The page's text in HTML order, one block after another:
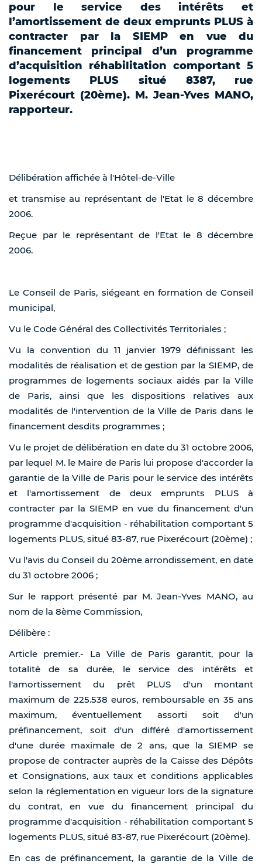
pour le service des intérêts et
l’amortissement de deux emprunts PLUS à
contracter par la SIEMP en vue du
financement principal d’un programme
d’acquisition réhabilitation comportant 5
logements PLUS situé 8387, rue
Pixerécourt (20ème). M. Jean-Yves MANO,
rapporteur.
Délibération affichée à l'Hôtel-de-Ville
et transmise au représentant de l'Etat le 8 décembre
2006.
Reçue par le représentant de l'Etat le 8 décembre
2006.
Le Conseil de Paris, siégeant en formation de Conseil
municipal,
Vu le Code Général des Collectivités Territoriales ;
Vu la convention du 11 janvier 1979 définissant les
modalités de réalisation et de gestion par la SIEMP, de
programmes de logements sociaux aidés par la Ville
de Paris, ainsi que les dispositions relatives aux
modalités de l'intervention de la Ville de Paris dans le
financement desdits programmes ;
Vu le projet de délibération en date du 31 octobre 2006,
par lequel M. le Maire de Paris lui propose d'accorder la
garantie de la Ville de Paris pour le service des intérêts
et l'amortissement de deux emprunts PLUS à
contracter par la SIEMP en vue du financement d'un
programme d'acquisition - réhabilitation comportant 5
logements PLUS, situé 83-87, rue Pixerécourt (20ème) ;
Vu l'avis du Conseil du 20ème arrondissement, en date
du 31 octobre 2006 ;
Sur le rapport présenté par M. Jean-Yves MANO, au
nom de la 8ème Commission,
Délibère :
Article premier.- La Ville de Paris garantit, pour la
totalité de sa durée, le service des intérêts et
l'amortissement du prêt PLUS d'un montant
maximum de 225.538 euros, remboursable en 35 ans
maximum, éventuellement assorti soit d'un
préfinancement, soit d'un différé d'amortissement
d'une durée maximale de 2 ans, que la SIEMP se
propose de contracter auprès de la Caisse des Dépôts
et Consignations, aux taux et conditions applicables
selon la réglementation en vigueur lors de la signature
du contrat, en vue du financement principal du
programme d'acquisition - réhabilitation comportant 5
logements PLUS, situé 83-87, rue Pixerécourt (20ème).
En cas de préfinancement, la garantie de la Ville de